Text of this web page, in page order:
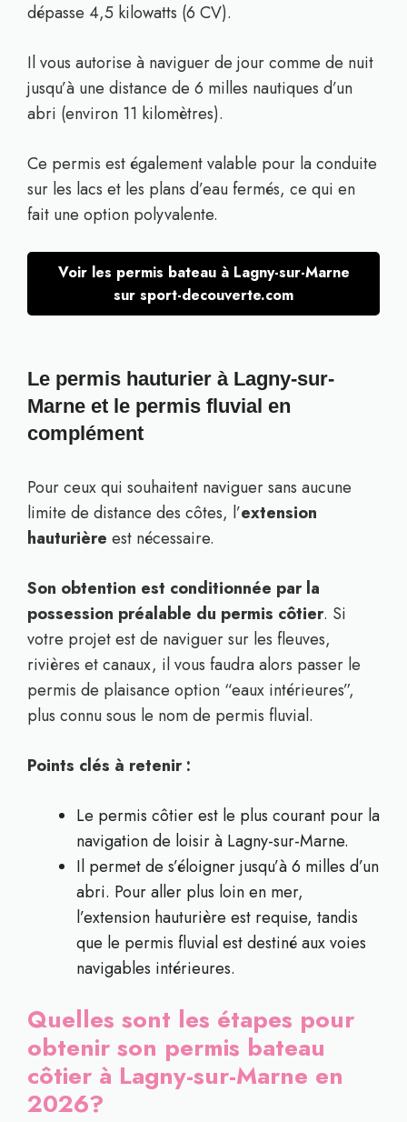
dépasse 4,5 kilowatts (6 CV).
Il vous autorise à naviguer de jour comme de nuit
jusqu’à une distance de 6 milles nautiques d’un
abri (environ 11 kilomètres).
Ce permis est également valable pour la conduite
sur les lacs et les plans d’eau fermés, ce qui en
fait une option polyvalente.
Voir les permis bateau à Lagny-sur-Marne
sur sport-decouverte.com
Le permis hauturier à Lagny-sur-
Marne et le permis fluvial en
complément
Pour ceux qui souhaitent naviguer sans aucune
limite de distance des côtes, l’extension
hauturière est nécessaire.
Son obtention est conditionnée par la
possession préalable du permis côtier. Si
votre projet est de naviguer sur les fleuves,
rivières et canaux, il vous faudra alors passer le
permis de plaisance option “eaux intérieures”,
plus connu sous le nom de permis fluvial.
Points clés à retenir :
Le permis côtier est le plus courant pour la
navigation de loisir à Lagny-sur-Marne.
Il permet de s’éloigner jusqu’à 6 milles d’un
abri. Pour aller plus loin en mer,
l’extension hauturière est requise, tandis
que le permis fluvial est destiné aux voies
navigables intérieures.
Quelles sont les étapes pour
obtenir son permis bateau
côtier à Lagny-sur-Marne en
2026?